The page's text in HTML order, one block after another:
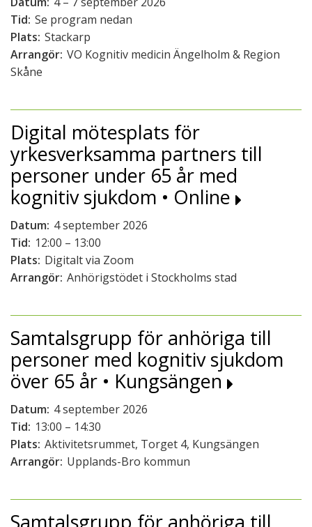
Tid: Se program nedan
Plats: Stackarp
Arrangör: VO Kognitiv medicin Ängelholm & Region
Skåne
Digital mötesplats för
yrkesverksamma partners till
personer under 65 år med
kognitiv sjukdom • Online
Datum: 4 september 2026
Tid: 12:00 – 13:00
Plats: Digitalt via Zoom
Arrangör: Anhörigstödet i Stockholms stad
Samtalsgrupp för anhöriga till
personer med kognitiv sjukdom
över 65 år • Kungsängen
Datum: 4 september 2026
Tid: 13:00 – 14:30
Plats: Aktivitetsrummet, Torget 4, Kungsängen
Arrangör: Upplands-Bro kommun
Samtalsgrupp för anhöriga till